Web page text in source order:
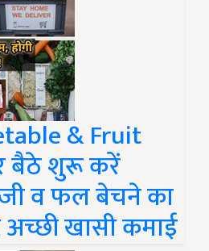
& Fruit
बैठे शुरू करें
व फल बेचने का
खासी कमाई